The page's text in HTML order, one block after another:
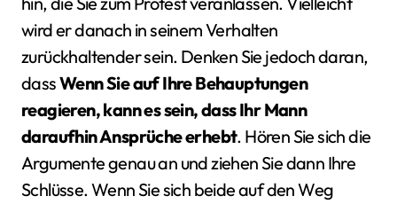
wird er danach in seinem Verhalten
zurückhaltender sein. Denken Sie jedoch daran,
dassWenn Sie auf Ihre Behauptungen
reagieren, kann es sein, dass Ihr Mann
daraufhin Ansprüche erhebt. Hören Sie sich die
Argumente genau an und ziehen Sie dann Ihre
Schlüsse. Wenn Sie sich beide auf den Weg